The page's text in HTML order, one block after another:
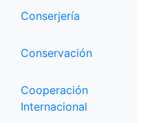
Conserjería
Conservación
Cooperación
Internacional